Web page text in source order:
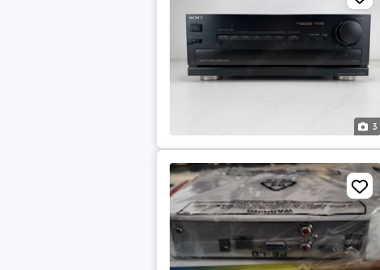
3